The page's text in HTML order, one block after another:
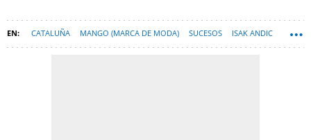
CATALUÑA MANGO (MARCA DE MODA) SUCESOS ISAK ANDIC